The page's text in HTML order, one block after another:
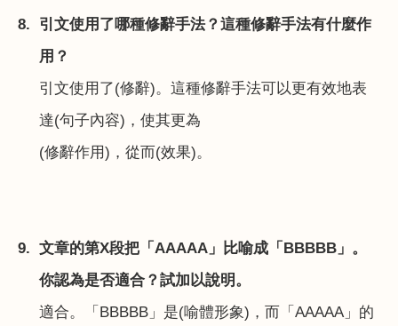
8. 引文使用了哪種修辭手法？這種修辭手法有什麼作
用？
引文使用了(修辭)。這種修辭手法可以更有效地表
達(句子內容) ，使其更為
(修辭作用) ，從而(效果)。
9. 文章的第X段把「 AAAAA 」比喻成「 BBBBB 」。
你認為是否適合？試加以說明。
適合。「 BBBBB 」是(喻體形象) ，而「 AAAAA」的